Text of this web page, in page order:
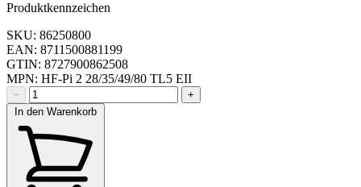
Produktkennzeichen
SKU: 86250800
EAN: 8711500881199
GTIN: 8727900862508
MPN: HF-Pi 2 28/35/49/80 TL5 EII
−
+
In den Warenkorb